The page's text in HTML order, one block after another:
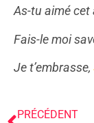
As-tu aimé cet
Fais-le moi
Je t’embrasse,
PRÉCÉDENT